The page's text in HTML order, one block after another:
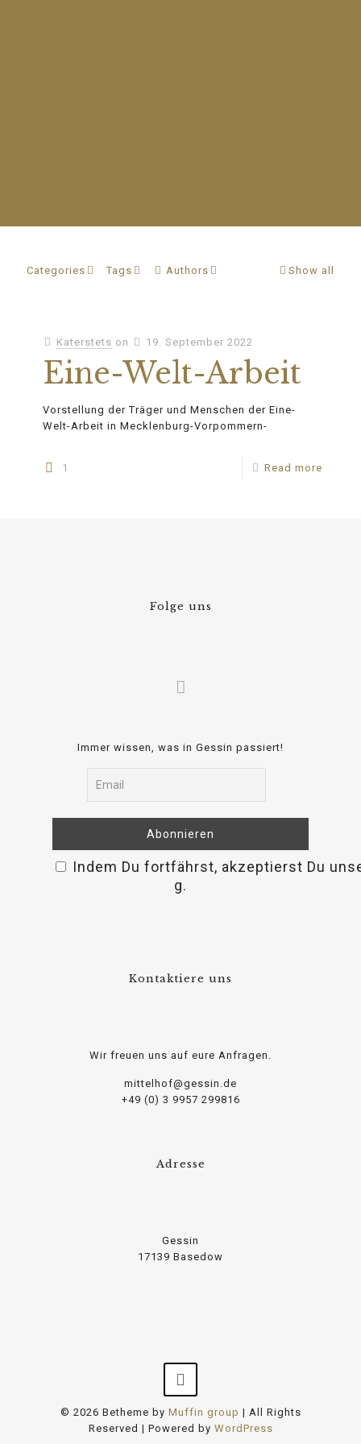
Categories Tags Authors Show all
Katerstets on 19. September 2022
Eine-Welt-Arbeit
Vorstellung der Träger und Menschen der Eine-
Welt-Arbeit in Mecklenburg-Vorpommern-
1 Read more
Folge uns
Immer wissen, was in Gessin passiert!
Indem Du fortfährst, akzeptierst Du
osteopathe-nyon-cabinet-monney
g.
Kontaktiere uns
Wir freuen uns auf eure Anfragen.
mittelhof@gessin.de
+49 (0) 3 9957 299816
Adresse
Gessin
17139 Basedow
© 2026 Betheme by Muffin group | All Rights
Reserved | Powered by WordPress